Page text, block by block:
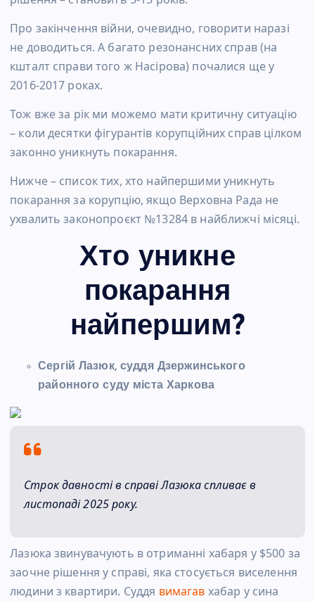
Про закінчення війни, очевидно, говорити наразі
не доводиться. А багато резонансних справ (на
кшталт справи того ж Насірова) почалися ще у
2016-2017 роках.
Тож вже за рік ми можемо мати критичну ситуацію
– коли десятки фігурантів корупційних справ цілком
законно уникнуть покарання.
Нижче – список тих, хто найпершими уникнуть
покарання за корупцію, якщо Верховна Рада не
ухвалить законопроєкт №13284 в найближчі місяці.
Хто уникне
покарання
найпершим?
Сергій Лазюк, суддя Дзержинського
районного суду міста Харкова
Строк давності в справі Лазюка спливає в
листопаді 2025 року.
Лазюка звинувачують в отриманні хабаря у $500 за
заочне рішення у справі, яка стосується виселення
людини з квартири. Суддя вимагав хабар у сина